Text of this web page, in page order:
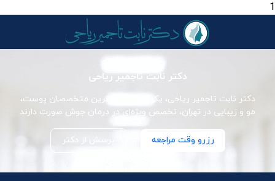
1
دکتر نابت تاجمیر ریاحی
دکتر نابت تاجمیر ریاحی، یکی از برجسته‌ترین متخصصان پوست،
مو و زیبایی در تهران، تخصص ویژه‌ای در درمان جوش صورت دارند
رزرو وقت مراجعه پرسش از دکتر